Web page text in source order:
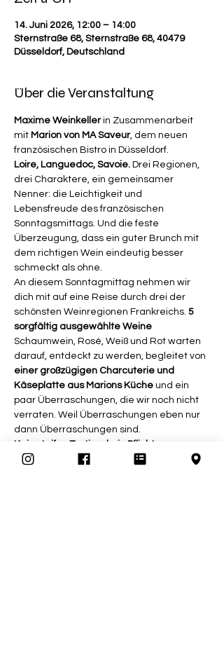
14. Juni 2026, 12:00 – 14:00
Sternstraße 68, Sternstraße 68, 40479
Düsseldorf, Deutschland
Über die Veranstaltung
Maxime Weinkeller in Zusammenarbeit
mit Marion von MA Saveur, dem neuen
französischen Bistro in Düsseldorf.
Loire, Languedoc, Savoie. Drei Regionen,
drei Charaktere, ein gemeinsamer
Nenner: die Leichtigkeit und
Lebensfreude des französischen
Sonntagsmittags. Und die feste
Überzeugung, dass ein guter Brunch mit
dem richtigen Wein eindeutig besser
schmeckt als ohne.
An diesem Sonntagmittag nehmen wir
dich mit auf eine Reise durch drei der
schönsten Weinregionen Frankreichs. 5
sorgfältig ausgewählte Weine
Schaumwein, Rosé, Weiß und Rot warten
darauf, entdeckt zu werden, begleitet von
einer großzügigen Charcuterie und
Käseplatte aus Marions Küche und ein
paar Überraschungen, die wir noch nicht
verraten. Weil Überraschungen eben nur
dann Überraschungen sind.
Kein steifes Tasting, kein Pflichtprogramm
Denn heute geht es um etwas ganz